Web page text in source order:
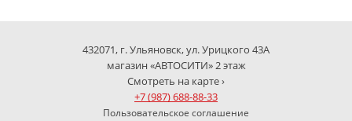
432071, г. Ульяновск, ул. Урицкого 43А
магазин «АВТОСИТИ» 2 этаж
Смотреть на карте ›
+7 (987) 688-88-33
Пользовательское соглашение